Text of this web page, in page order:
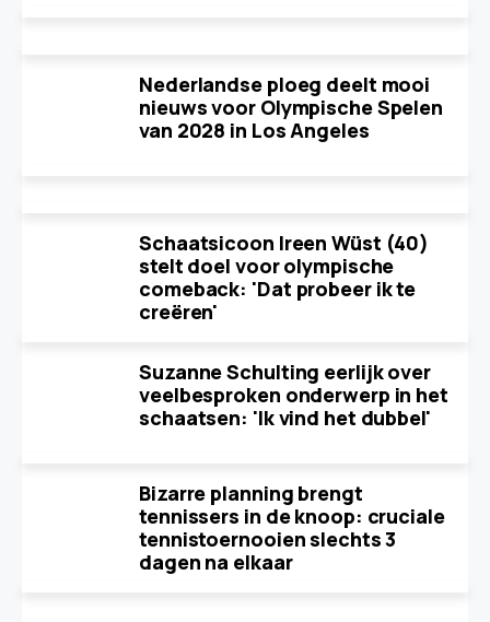
Nederlandse ploeg deelt mooi
nieuws voor Olympische Spelen
van 2028 in Los Angeles
Schaatsicoon Ireen Wüst (40)
stelt doel voor olympische
comeback: 'Dat probeer ik te
creëren'
Suzanne Schulting eerlijk over
veelbesproken onderwerp in het
schaatsen: 'Ik vind het dubbel'
Bizarre planning brengt
tennissers in de knoop: cruciale
tennistoernooien slechts 3
dagen na elkaar